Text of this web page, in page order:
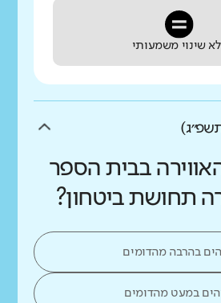
שינוי משמעותי
בבית הספר
תחושת ביטחון?
בהרבה מהדומים
במעט מהדומים